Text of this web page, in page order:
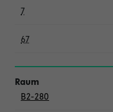
7
67
B2-280